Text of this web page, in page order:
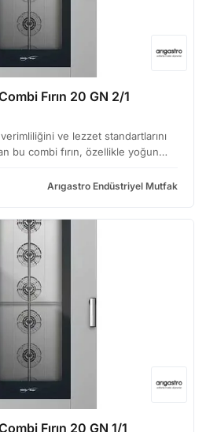
Fırın 20 GN 2/1
ve lezzet standartlarını
bu combi fırın, özellikle yoğun
kompakt boyu…
Arıgastro Endüstriyel Mutfak
Fırın 20 GN 1/1